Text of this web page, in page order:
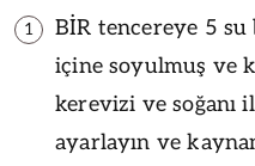
1
BİR tencereye 5 su
içine soyulmuş ve
kerevizi ve soğanı
ayarlayın ve